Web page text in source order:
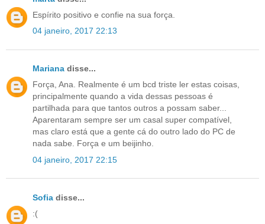
Espírito positivo e confie na sua força.
04 janeiro, 2017 22:13
Mariana disse...
Força, Ana. Realmente é um bcd triste ler estas coisas,
principalmente quando a vida dessas pessoas é
partilhada para que tantos outros a possam saber...
Aparentaram sempre ser um casal super compatível,
mas claro está que a gente cá do outro lado do PC de
nada sabe. Força e um beijinho.
04 janeiro, 2017 22:15
Sofia disse...
:(